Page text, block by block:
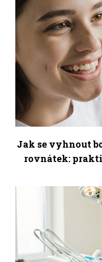
Jak se vyhnout
rovnátek: